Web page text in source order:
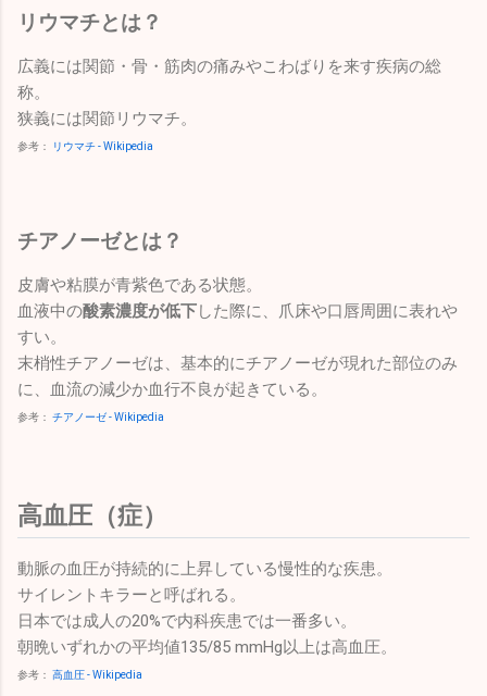
リウマチとは？
広義には関節・骨・筋肉の痛みやこわばりを来す疾病の総
称。
狭義には関節リウマチ。
参考： リウマチ - Wikipedia
チアノーゼとは？
皮膚や粘膜が青紫色である状態。
血液中の酸素濃度が低下した際に、爪床や口唇周囲に表れや
すい。
末梢性チアノーゼは、基本的にチアノーゼが現れた部位のみ
に、血流の減少か血行不良が起きている。
参考： チアノーゼ - Wikipedia
高血圧（症）
動脈の血圧が持続的に上昇している慢性的な疾患。
サイレントキラーと呼ばれる。
日本では成人の20%で内科疾患では一番多い。
朝晩いずれかの平均値135/85 mmHg以上は高血圧。
参考： 高血圧 - Wikipedia